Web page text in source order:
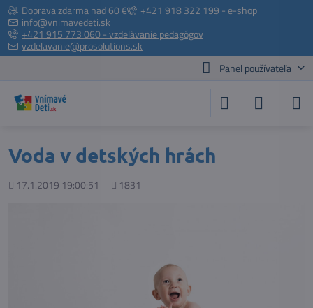
Doprava zdarma nad 60 €
+421 918 322 199 - e-shop
info@vnimavedeti.sk
+421 915 773 060 - vzdelávanie pedagógov
vzdelavanie@prosolutions.sk
Panel používateľa
Voda v detských hrách
Pridané
17.1.2019 19:00:51
Počet
1831